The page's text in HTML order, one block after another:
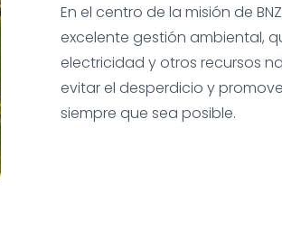
En el centro de la misión de
excelente gestión ambiental,
electricidad y otros recursos
evitar el desperdicio y
siempre que sea posible.